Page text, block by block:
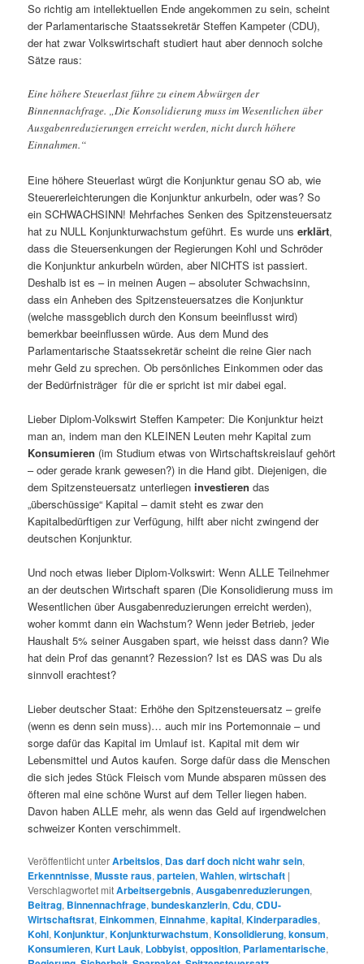
So richtig am intellektuellen Ende angekommen zu sein, scheint
der Parlamentarische Staatssekretär Steffen Kampeter (CDU),
der hat zwar Volkswirtschaft studiert haut aber dennoch solche
Sätze raus:
Eine höhere Steuerlast führe zu einem Abwürgen der
Binnennachfrage. „Die Konsolidierung muss im Wesentlichen über
Ausgabenreduzierungen erreicht werden, nicht durch höhere
Einnahmen.“
Eine höhere Steuerlast würgt die Konjunktur genau SO ab, wie
Steuererleichterungen die Konjunktur ankurbeln, oder was? So
ein SCHWACHSINN! Mehrfaches Senken des Spitzensteuersatz
hat zu NULL Konjunkturwachstum geführt. Es wurde unserklärt,
dass die Steuersenkungen der Regierungen Kohl und Schröder
die Konjunktur ankurbeln würden, aber NICHTS ist passiert.
Deshalb ist es – in meinen Augen – absoluter Schwachsinn,
dass ein Anheben des Spitzensteuersatzes die Konjunktur
(welche massgeblich durch den Konsum beeinflusst wird)
bemerkbar beeinflussen würde. Aus dem Mund des
Parlamentarische Staatssekretär scheint die reine Gier nach
mehr Geld zu sprechen. Ob persönliches Einkommen oder das
der Bedürfnisträger für die er spricht ist mir dabei egal.
Lieber Diplom-Volkswirt Steffen Kampeter: Die Konjunktur heizt
man an, indem man den KLEINEN Leuten mehr Kapital zum
Konsumieren (im Studium etwas von Wirtschaftskreislauf gehört
– oder gerade krank gewesen?) in die Hand gibt. Diejenigen, die
dem Spitzensteuersatz unterliegeninvestieren das
„überschüssige“ Kapital – damit steht es zwar den
Kapitalbedürftigen zur Verfügung, hilft aber nicht zwingend der
deutschen Konjunktur.
Und noch etwas lieber Diplom-Volkswirt: Wenn ALLE Teilnehmer
an der deutschen Wirtschaft sparen (Die Konsolidierung muss im
Wesentlichen über Ausgabenreduzierungen erreicht werden),
woher kommt dann ein Wachstum? Wenn jeder Betrieb, jeder
Haushalt 5% seiner Ausgaben spart, wie heisst dass dann? Wie
hat dein Prof das genannt? Rezession? Ist es DAS was Du als
sinnvoll erachtest?
Lieber deutscher Staat: Erhöhe den Spitzensteuersatz – greife
(wenn es denn sein muss)… auch mir ins Portemonnaie – und
sorge dafür das Kapital im Umlauf ist. Kapital mit dem wir
Lebensmittel und Autos kaufen. Sorge dafür dass die Menschen
die sich jedes Stück Fleisch vom Munde absparen müssen des
öfteren mal eine schöne Wurst auf dem Teller liegen haben.
Davon haben ALLE mehr, als wenn das Geld auf irgendwelchen
schweizer Konten verschimmelt.
Veröffentlicht unterArbeitslos, Das darf doch nicht wahr sein,
Erkenntnisse,Musste raus,parteien,Wahlen,wirtschaft |
Verschlagwortet mitArbeitsergebnis,Ausgabenreduzierungen,
Beitrag, Binnennachfrage,bundeskanzlerin,Cdu,CDU-
Wirtschaftsrat, Einkommen, Einnahme,kapital,Kinderparadies,
Kohl,Konjunktur,Konjunkturwachstum,Konsolidierung,konsum,
Konsumieren,Kurt Lauk, Lobbyist,opposition, Parlamentarische,